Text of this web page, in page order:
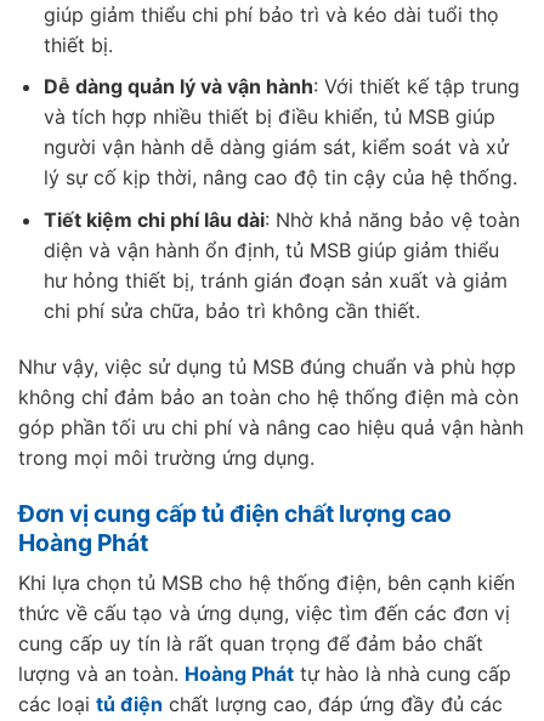
giúp giảm thiểu chi phí bảo trì và kéo dài tuổi thọ
thiết bị.
Dễ dàng quản lý và vận hành: Với thiết kế tập trung
và tích hợp nhiều thiết bị điều khiển, tủ MSB giúp
người vận hành dễ dàng giám sát, kiểm soát và xử
lý sự cố kịp thời, nâng cao độ tin cậy của hệ thống.
Tiết kiệm chi phí lâu dài: Nhờ khả năng bảo vệ toàn
diện và vận hành ổn định, tủ MSB giúp giảm thiểu
hư hỏng thiết bị, tránh gián đoạn sản xuất và giảm
chi phí sửa chữa, bảo trì không cần thiết.
Như vậy, việc sử dụng tủ MSB đúng chuẩn và phù hợp
không chỉ đảm bảo an toàn cho hệ thống điện mà còn
góp phần tối ưu chi phí và nâng cao hiệu quả vận hành
trong mọi môi trường ứng dụng.
Đơn vị cung cấp tủ điện chất lượng cao
Hoàng Phát
Khi lựa chọn tủ MSB cho hệ thống điện, bên cạnh kiến
thức về cấu tạo và ứng dụng, việc tìm đến các đơn vị
cung cấp uy tín là rất quan trọng để đảm bảo chất
lượng và an toàn. Hoàng Phát tự hào là nhà cung cấp
các loại tủ điện chất lượng cao, đáp ứng đầy đủ các